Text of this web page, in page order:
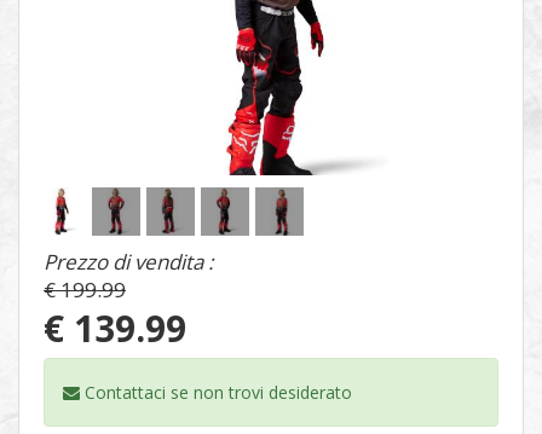
Prezzo di vendita :
€ 199.99
€ 139.99
Contattaci se non trovi desiderato